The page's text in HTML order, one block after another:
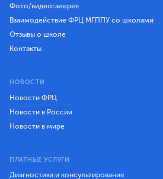
Фото/видеогалерея
Взаимодействие ФРЦ МГППУ со школами
Отзывы о школе
Контакты
НОВОСТИ
Новости ФРЦ
Новости в России
Новости в мире
ПЛАТНЫЕ УСЛУГИ
Диагностика и консультирование